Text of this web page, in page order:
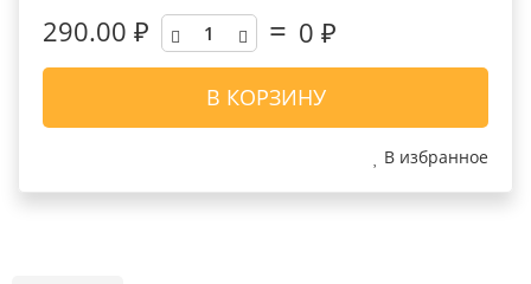
290.00 ₽ 0 ₽
В КОРЗИНУ
В избранное